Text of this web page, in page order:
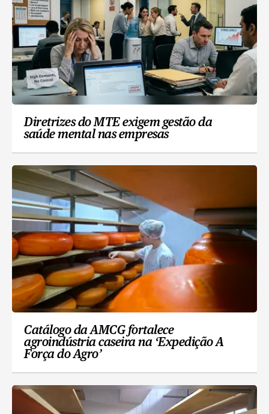
Diretrizes do MTE exigem gestão da
saúde mental nas empresas
Catálogo da AMCG fortalece
agroindústria caseira na ‘Expedição A
Força do Agro’